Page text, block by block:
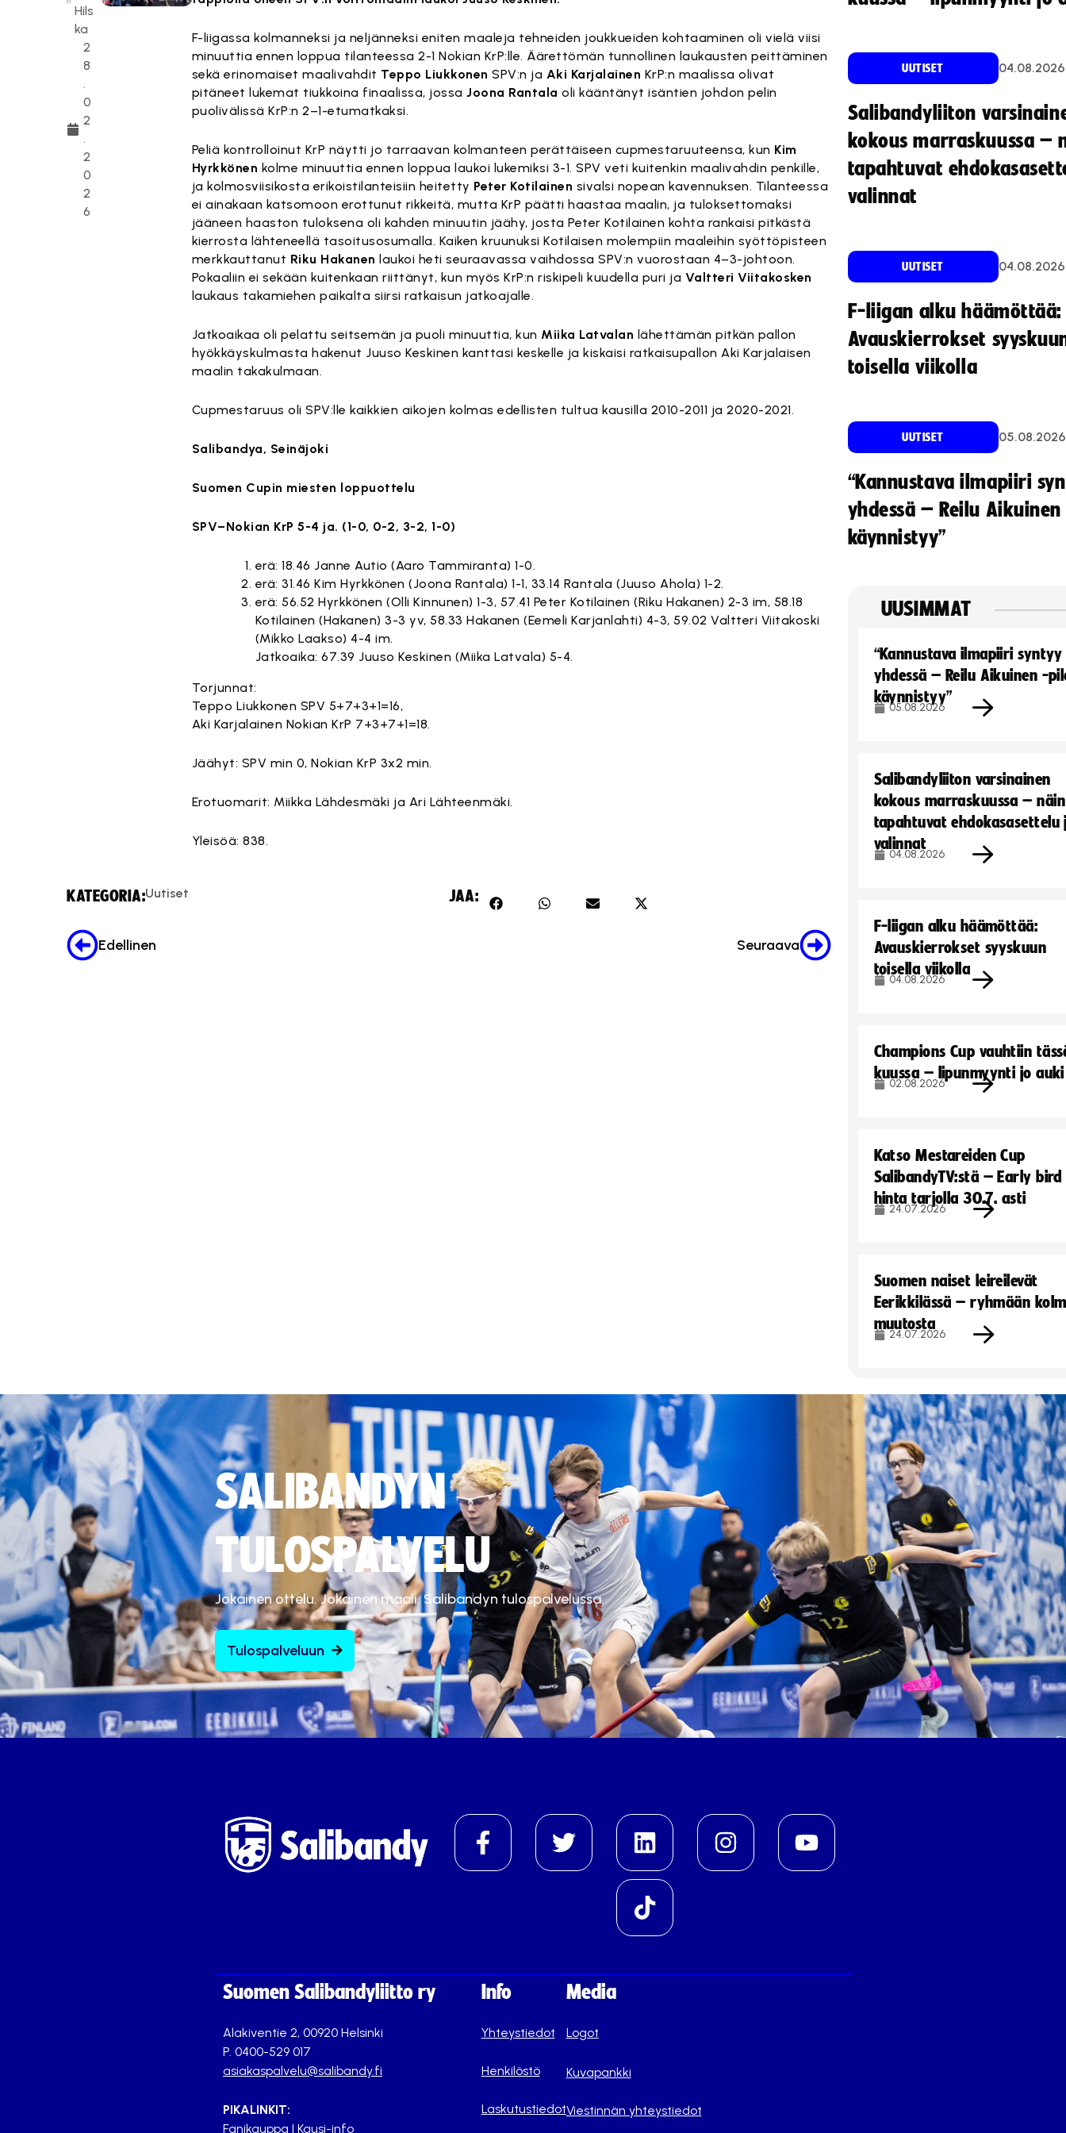
Hils
ka
2
8
.
0
2
.
2
0
2
6
F-liigassa kolmanneksi ja neljänneksi eniten maaleja tehneiden joukkueiden kohtaaminen oli vielä viisi
minuuttia ennen loppua tilanteessa 2-1 Nokian KrP:lle. Äärettömän tunnollinen laukausten peittäminen
sekä erinomaiset maalivahdit Teppo Liukkonen SPV:n ja Aki Karjalainen KrP:n maalissa olivat
pitäneet lukemat tiukkoina finaalissa, jossaJoona Rantala oli kääntänyt isäntien johdon pelin
puolivälissä KrP:n 2–1-etumatkaksi.
Peliä kontrolloinut KrP näytti jo tarraavan kolmanteen perättäiseen cupmestaruuteensa, kun Kim
Hyrkkönen kolme minuuttia ennen loppua laukoi lukemiksi 3-1. SPV veti kuitenkin maalivahdin penkille,
ja kolmosviisikosta erikoistilanteisiin heitetty Peter Kotilainen sivalsi nopean kavennuksen. Tilanteessa
ei ainakaan katsomoon erottunut rikkeitä, mutta KrP päätti haastaa maalin, ja tuloksettomaksi
jääneen haaston tuloksena oli kahden minuutin jäähy, josta Peter Kotilainen kohta rankaisi pitkästä
kierrosta lähteneellä tasoitusosumalla. Kaiken kruunuksi Kotilaisen molempiin maaleihin syöttöpisteen
merkkauttanut Riku Hakanen laukoi heti seuraavassa vaihdossa SPV:n vuorostaan 4–3-johtoon.
Pokaaliin ei sekään kuitenkaan riittänyt, kun myös KrP:n riskipeli kuudella puri ja Valtteri Viitakosken
laukaus takamiehen paikalta siirsi ratkaisun jatkoajalle.
Jatkoaikaa oli pelattu seitsemän ja puoli minuuttia, kun Miika Latvalan lähettämän pitkän pallon
hyökkäyskulmasta hakenut Juuso Keskinen kanttasi keskelle ja kiskaisi ratkaisupallon Aki Karjalaisen
maalin takakulmaan.
Cupmestaruus oli SPV:lle kaikkien aikojen kolmas edellisten tultua kausilla 2010-2011 ja 2020-2021.
Salibandya, Seinäjoki
Suomen Cupin miesten loppuottelu
SPV–Nokian KrP 5-4 ja. (1-0, 0-2, 3-2, 1-0)
erä: 18.46 Janne Autio (Aaro Tammiranta) 1-0.
erä: 31.46 Kim Hyrkkönen (Joona Rantala) 1-1, 33.14 Rantala (Juuso Ahola) 1-2.
erä: 56.52 Hyrkkönen (Olli Kinnunen) 1-3, 57.41 Peter Kotilainen (Riku Hakanen) 2-3 im, 58.18
Kotilainen (Hakanen) 3-3 yv, 58.33 Hakanen (Eemeli Karjanlahti) 4-3, 59.02 Valtteri Viitakoski
(Mikko Laakso) 4-4 im.
Jatkoaika: 67.39 Juuso Keskinen (Miika Latvala) 5-4.
Torjunnat:
Teppo Liukkonen SPV 5+7+3+1=16,
Aki Karjalainen Nokian KrP 7+3+7+1=18.
Jäähyt: SPV min 0, Nokian KrP 3x2 min.
Erotuomarit: Miikka Lähdesmäki ja Ari Lähteenmäki.
Yleisöä: 838.
KATEGORIA:Uutiset JAA:
Edellinen Seuraava
UUTISET 04.08.2026
Salibandyliiton
kokous marraskuussa –
tapahtuvat
valinnat
UUTISET 04.08.2026
F-liigan alku häämöttää:
Avauskierrokset
toisella viikolla
UUTISET 05.08.2026
“Kannustava ilmapiiri
yhdessä – Reilu
käynnistyy”
UUSIMMAT
“Kannustava ilmapiiri syntyy
yhdessä – Reilu Aikuinen -
käynnistyy”
05.08.2026
Salibandyliiton varsinainen
kokous marraskuussa – näin
tapahtuvat ehdokasasettelu
valinnat
04.08.2026
F-liigan alku häämöttää:
Avauskierrokset syyskuun
toisella viikolla
04.08.2026
Champions Cup vauhtiin
kuussa – lipunmyynti jo auki
02.08.2026
Katso Mestareiden Cup
SalibandyTV:stä – Early
hinta tarjolla 30.7. asti
24.07.2026
Suomen naiset leireilevät
Eerikkilässä – ryhmään
muutosta
24.07.2026
SALIBANDYN
TULOSPALVELU
Jokainen ottelu. Jokainen maali. Salibandyn tulospalvelussa.
Tulospalveluun
Suomen Salibandyliitto ry
Alakiventie 2, 00920 Helsinki
P. 0400-529 017
asiakaspalvelu@salibandy.fi
PIKALINKIT:
Fanikauppa | Kausi-info
Info
Yhteystiedot
Henkilöstö
Laskutustiedot
Media
Logot
Kuvapankki
Viestinnän yhteystiedot